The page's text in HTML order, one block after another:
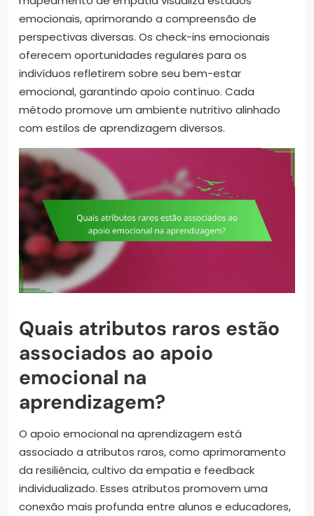
emocionais, aprimorando a compreensão de
perspectivas diversas. Os check-ins emocionais
oferecem oportunidades regulares para os
indivíduos refletirem sobre seu bem-estar
emocional, garantindo apoio contínuo. Cada
método promove um ambiente nutritivo alinhado
com estilos de aprendizagem diversos.
Quais atributos raros estão
associados ao apoio
emocional na
aprendizagem?
O apoio emocional na aprendizagem está
associado a atributos raros, como aprimoramento
da resiliência, cultivo da empatia e feedback
individualizado. Esses atributos promovem uma
conexão mais profunda entre alunos e educadores,